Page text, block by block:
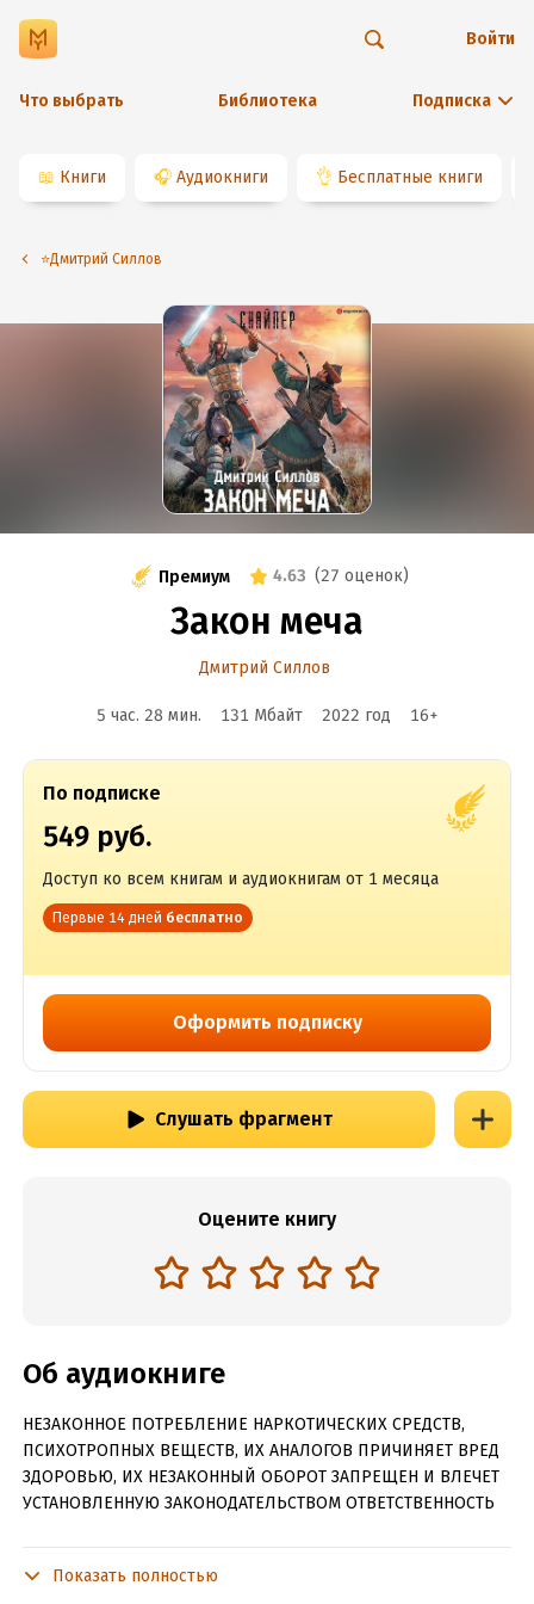
Что выбрать Библиотека Подписка
Войти
📖 Книги 🎧 Аудиокниги 👌 Бесплатные книги
⭐️Дмитрий Силлов
Премиум 4.63 (27 оценок)
Закон меча
Дмитрий Силлов
5 час. 28 мин. 131 Мбайт 2022 год 16+
По подписке
549 руб.
Доступ ко всем книгам и аудиокнигам от 1 месяца
Первые 14 дней бесплатно
Оформить подписку
Слушать фрагмент
Оцените книгу
Об аудиокниге
НЕЗАКОННОЕ ПОТРЕБЛЕНИЕ НАРКОТИЧЕСКИХ СРЕДСТВ,
ПСИХОТРОПНЫХ ВЕЩЕСТВ, ИХ АНАЛОГОВ ПРИЧИНЯЕТ ВРЕД
ЗДОРОВЬЮ, ИХ НЕЗАКОННЫЙ ОБОРОТ ЗАПРЕЩЕН И ВЛЕЧЕТ
УСТАНОВЛЕННУЮ ЗАКОНОДАТЕЛЬСТВОМ ОТВЕТСТВЕННОСТЬ
Показать полностью